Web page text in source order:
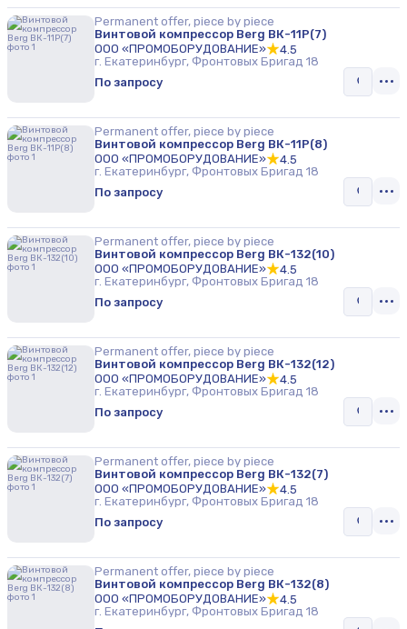
Permanent offer, piece by piece
Винтовой компрессор Berg ВК-11Р(7)
ООО «ПРОМОБОРУДОВАНИЕ»
4.5
г. Екатеринбург, Фронтовых Бригад 18
По запросу
Permanent offer, piece by piece
Винтовой компрессор Berg ВК-11Р(8)
ООО «ПРОМОБОРУДОВАНИЕ»
4.5
г. Екатеринбург, Фронтовых Бригад 18
По запросу
Permanent offer, piece by piece
Винтовой компрессор Berg ВК-132(10)
ООО «ПРОМОБОРУДОВАНИЕ»
4.5
г. Екатеринбург, Фронтовых Бригад 18
По запросу
Permanent offer, piece by piece
Винтовой компрессор Berg ВК-132(12)
ООО «ПРОМОБОРУДОВАНИЕ»
4.5
г. Екатеринбург, Фронтовых Бригад 18
По запросу
Permanent offer, piece by piece
Винтовой компрессор Berg ВК-132(7)
ООО «ПРОМОБОРУДОВАНИЕ»
4.5
г. Екатеринбург, Фронтовых Бригад 18
По запросу
Permanent offer, piece by piece
Винтовой компрессор Berg ВК-132(8)
ООО «ПРОМОБОРУДОВАНИЕ»
4.5
г. Екатеринбург, Фронтовых Бригад 18